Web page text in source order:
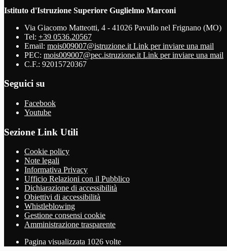
Istituto d'Istruzione Superiore Guglielmo Marconi
Via Giacomo Matteotti, 4 - 41026 Pavullo nel Frignano (MO)
Tel: +39 0536.20567
Email: mois009007@istruzione.it Link per inviare una mail
PEC: mois009007@pec.istruzione.it Link per inviare una mail
C.F.: 92015720367
Seguici su
Facebook
Youtube
Sezione Link Utili
Cookie policy
Note legali
Informativa Privacy
Ufficio Relazioni con il Pubblico
Dichiarazione di accessibilità
Obiettivi di accessibilità
Whistleblowing
Gestione consensi cookie
Amministrazione trasparente
Pagina visualizzata 1026 volte